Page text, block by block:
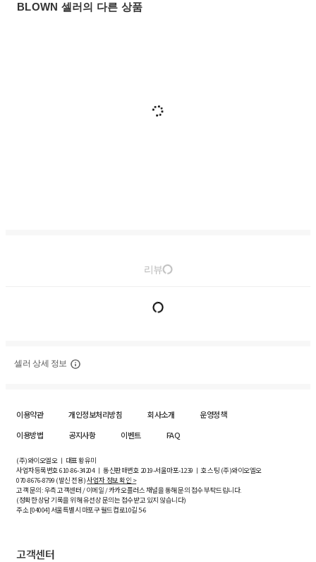
BLOWN 셀러의 다른 상품
리뷰
셀러 상세 정보
이용약관 개인정보처리방침 회사소개
운영정책
이용방법
공지사항 이벤트 FAQ
(주)와이오엘오 ㅣ 대표 황유미
사업자등록번호610-86-34204ㅣ 통신판매번호 2019-서울마포-1239 ㅣ 호스팅 (주)와이오엘오
070-8676-8799 (발신 전용)사업자 정보 확인 >
고객 문의: 우측 고객센터 / 이메일 / 카카오플러스 채널을 통해 문의 접수 부탁드립니다.
(정확한 상담 기록을 위해 유선상 문의는 접수받고 있지 않습니다)
주소 [04004] 서울특별시 마포구 월드컵로10길5-6
고객센터